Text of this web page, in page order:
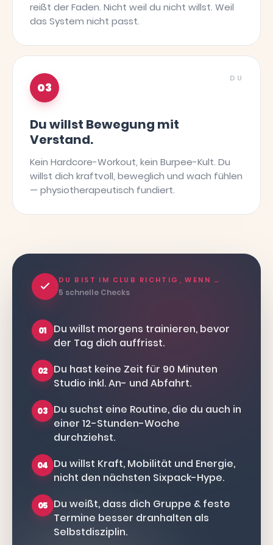
reißt der Faden. Nicht weil du nicht willst. Weil
das System nicht passt.
03
DU
Du willst Bewegung mit
Verstand.
Kein Hardcore-Workout, kein Burpee-Kult. Du
willst dich kraftvoll, beweglich und wach fühlen
— physiotherapeutisch fundiert.
DU BIST IM CLUB RICHTIG, WENN …
5 schnelle Checks
01
Du willst morgens trainieren, bevor
der Tag dich auffrisst.
02 Du hast keine Zeit für 90 Minuten
Studio inkl. An- und Abfahrt.
03 Du suchst eine Routine, die du auch in
einer 12-Stunden-Woche
durchziehst.
04 Du willst Kraft, Mobilität und Energie,
nicht den nächsten Sixpack-Hype.
05 Du weißt, dass dich Gruppe & feste
Termine besser dranhalten als
Selbstdisziplin.